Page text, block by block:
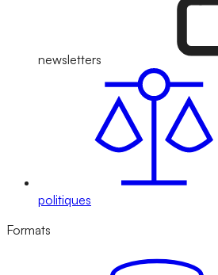
newsletters
politiques
Formats